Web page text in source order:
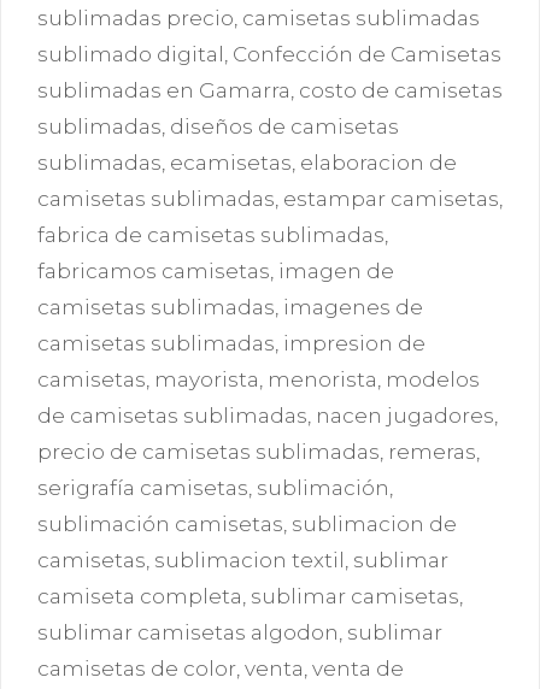
sublimadas precio camisetas sublimadas
sublimado digital Confección de Camisetas
sublimadas en Gamarra costo de camisetas
sublimadas diseños de camisetas
sublimadas ecamisetas elaboracion de
camisetas sublimadas estampar camisetas
fabrica de camisetas sublimadas
fabricamos camisetas imagen de
camisetas sublimadas imagenes de
camisetas sublimadas impresion de
camisetas mayorista menorista modelos
de camisetas sublimadas nacen jugadores
precio de camisetas sublimadas remeras
serigrafía camisetas sublimación
sublimación camisetas sublimacion de
camisetas sublimacion textil sublimar
camiseta completa sublimar camisetas
sublimar camisetas algodon sublimar
camisetas de color venta venta de